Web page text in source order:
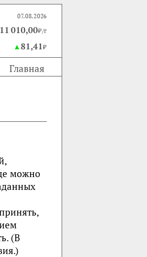
07.08.2026
11 010,00₽/г
▲81,41₽
Главная
можно
(В